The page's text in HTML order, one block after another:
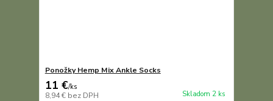
Ponožky Hemp Mix Ankle Socks
11 €/ks
8,94 € bez DPH Skladom 2 ks